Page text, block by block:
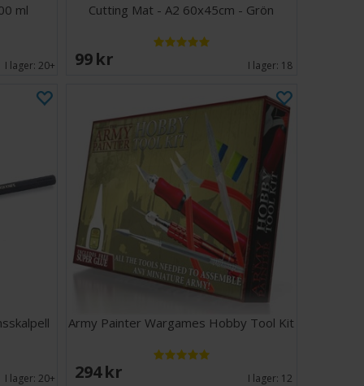
ml
I lager:20+
Cutting Mat - A2 60x45cm - Grön
99 SEK I lager: 18
I lager:20+
Army Painter Wargames Hobby Tool Kit
294 SEK I lager: 12